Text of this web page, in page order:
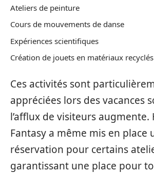
Ateliers de peinture
Cours de mouvements de danse
Expériences scientifiques
Création de jouets en matériaux recyclés
Ces activités sont
appréciées lors des vacances
l’afflux de visiteurs augmente.
Fantasy a même mis en place
réservation pour certains
garantissant une place pour